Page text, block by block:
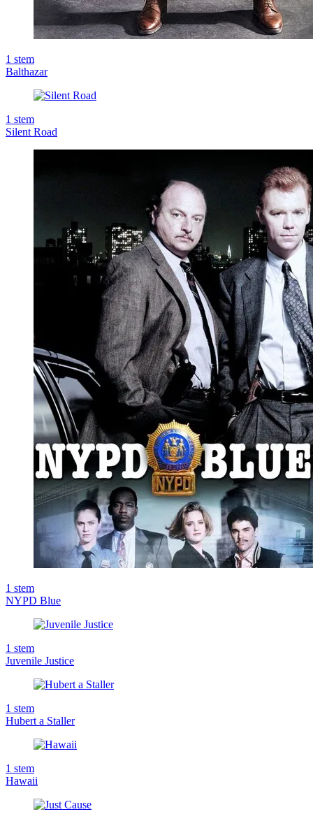
1 stem
Balthazar
1 stem
Silent Road
1 stem
NYPD Blue
1 stem
Juvenile Justice
1 stem
Hubert a Staller
1 stem
Hawaii